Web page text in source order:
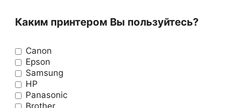
Каким принтером Вы пользуйтесь?
Canon
Epson
Samsung
HP
Panasonic
Brother